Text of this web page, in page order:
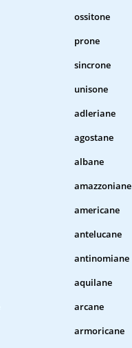
ossitone
prone
sincrone
unisone
adleriane
agostane
albane
amazzoniane
americane
antelucane
antinomiane
aquilane
arcane
armoricane